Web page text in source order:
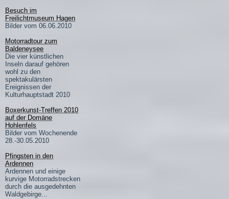
Besuch im
Freilichtmuseum Hagen
Bilder vom 06.06.2010
Motorradtour zum
Baldeneysee
Die vier künstlichen
Inseln darauf gehören
wohl zu den
spektakulärsten
Ereignissen der
Kulturhauptstadt 2010
Boxerkunst-Treffen 2010
auf der Domäne
Hohlenfels
Bilder vom Wochenende
28.-30.05.2010
Pfingsten in den
Ardennen
Ardennen und einige
kurvige Motorradstrecken
durch die ausgedehnten
Waldgebirge...